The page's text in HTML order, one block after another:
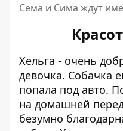
Сема и Сима ждут
Хельга - очень
девочка. Собачка
попала под авто.
на домашней
безумно